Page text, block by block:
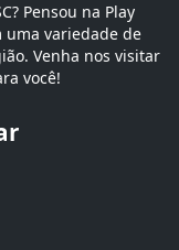
Pensou na Play
uma variedade de
Venha nos visitar
você!